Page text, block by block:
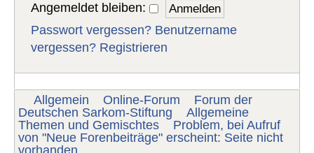
Angemeldet bleiben:
Passwort vergessen? Benutzername
vergessen? Registrieren
Allgemein Online-Forum
Forum der
Deutschen Sarkom-Stiftung
Allgemeine
Themen und Gemischtes
Problem, bei Aufruf
von "Neue Forenbeiträge" erscheint: Seite nicht
vorhanden